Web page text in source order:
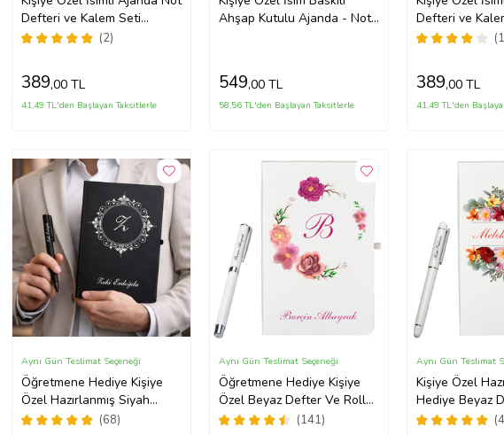
Defteri ve Kalem Seti
2413B1007 (Siyah)
(2)
389,00 TL
41,49 TL'den Başlayan Taksitlerle
Ahşap Kutulu Ajanda - Not
549,00 TL
58,56 TL'den Başlayan Taksitlerle
Defteri ve
2413B02
389,00 TL
41,49 TL'den
Öğretmene Hediye Kişiye
Özel Hazırlanmış Siyah
Defter ve Kalem Seti
(68)
Aynı Gün Teslimat Seçeneği
Öğretmene Hediye Kişiye
Özel Beyaz Defter Ve Roller
Kalem Seti
(141)
Aynı Gün Teslimat Seçeneği
Kişiye Özel
Hediye Beyaz
Beyaz Roller
Aynı Gün Teslimat